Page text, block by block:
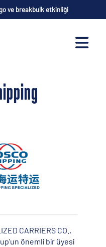
ve breakbulk etkinliği
CARRIERS CO.,
önemli bir üyesi